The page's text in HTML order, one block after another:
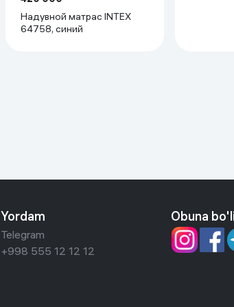
Надувной матрас INTEX
64758, синий
Yordam
Telegram
+998 555 12 12 12
Obuna